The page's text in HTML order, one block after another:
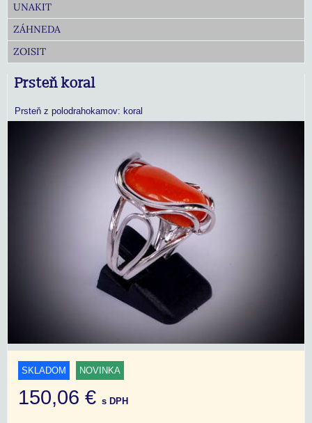
UNAKIT
ZÁHNEDA
ZOISIT
Prsteň koral
Prsteň z polodrahokamov: koral
SKLADOM NOVINKA
150,06 € s DPH